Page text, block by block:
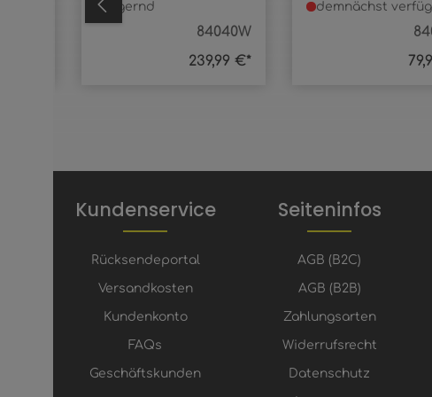
84040W
lagernd
239,99 €*
demnächst
Kundenservice
Rücksendeportal
Versandkosten
Kundenkonto
FAQs
Geschäftskunden
Seiteninfos
AGB (B2C)
AGB (B2B)
Zahlungsarten
Widerrufsrecht
Datenschutz